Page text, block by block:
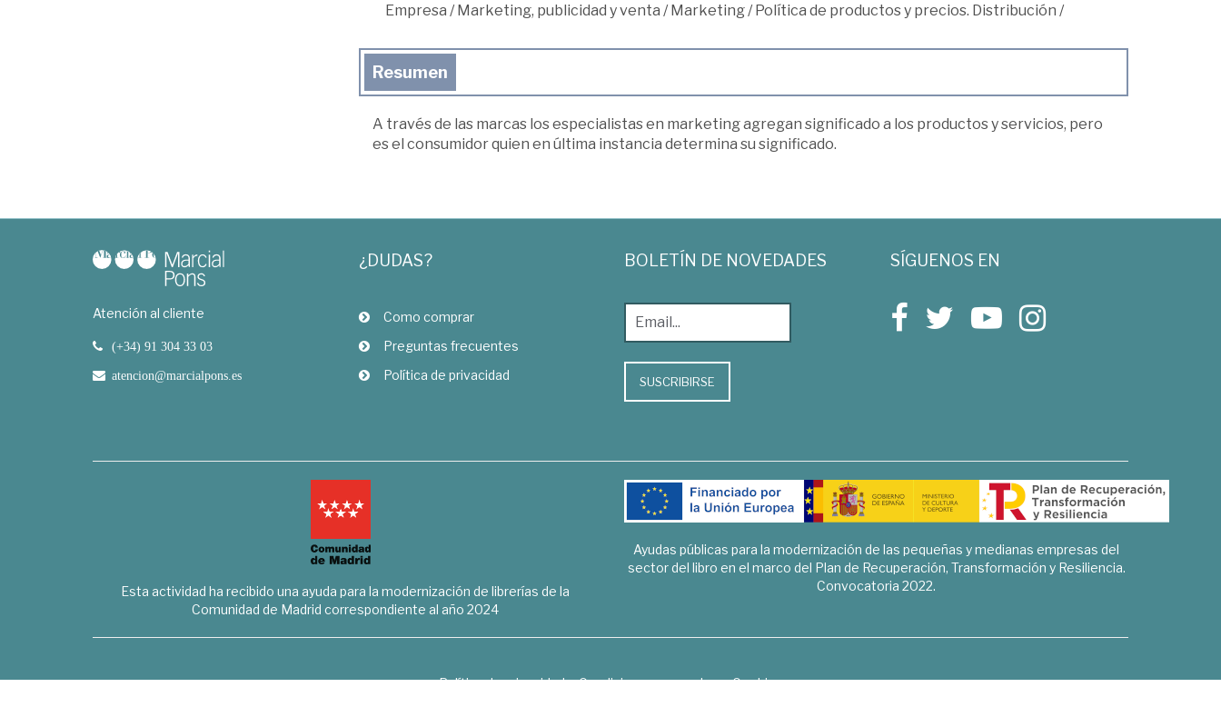
Empresa /Marketing, publicidad y venta /Marketing/Política de productos y precios. Distribución /
Resumen
A través de las marcas los especialistas en marketing agregan significado a los productos y servicios, pero
es el consumidor quien en última instancia determina su significado.
Atención al cliente
(+34) 91 304 33 03
atencion@marcialpons.es
¿DUDAS?
Como comprar
Preguntas frecuentes
Política de privacidad
BOLETÍN DE NOVEDADES
SUSCRIBIRSE
SÍGUENOS EN
Esta actividad ha recibido una ayuda para la modernización de librerías de la
Comunidad de Madrid correspondiente al año 2024
Ayudas públicas para la modernización de las pequeñas y medianas empresas del
sector del libro en el marco del Plan de Recuperación, Transformación y Resiliencia.
Convocatoria 2022.
Política de privacidad Condiciones generales
Cookies